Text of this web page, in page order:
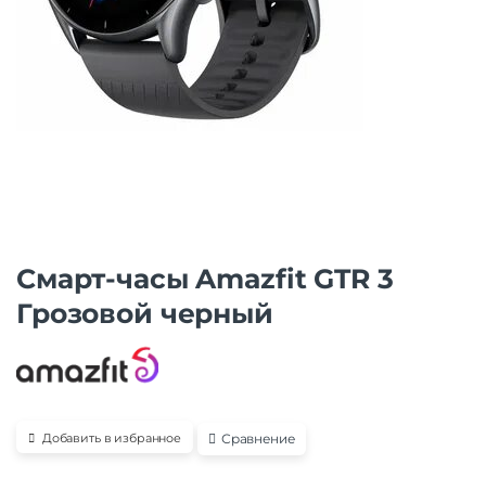
Смарт-часы Amazfit GTR 3
Грозовой черный
Добавить в избранное Сравнение